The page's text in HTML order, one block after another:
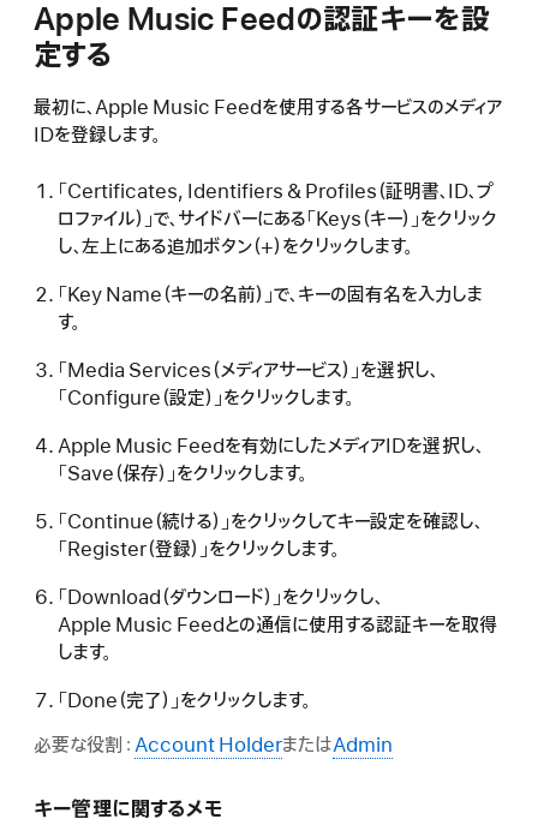
Apple Music Feedの認証キーを設
定する
最初に、Apple Music Feedを使用する各サービスのメディア
IDを登録します。
「Certificates, Identifiers & Profiles（証明書、ID、プ
ロファイル）」で、サイドバーにある「Keys（キー）」をクリック
し、左上にある追加ボタン（+）をクリックします。
「Key Name（キーの名前）」で、キーの固有名を入力しま
す。
「Media Services（メディアサービス）」を選択し、
「Configure（設定）」をクリックします。
Apple Music Feedを有効にしたメディアIDを選択し、
「Save（保存）」をクリックします。
「Continue（続ける）」をクリックしてキー設定を確認し、
「Register（登録）」をクリックします。
「Download（ダウンロード）」をクリックし、
Apple Music Feedとの通信に使用する認証キーを取得
します。
「Done（完了）」をクリックします。
必要な役割： Account HolderまたはAdmin
キー管理に関するメモ